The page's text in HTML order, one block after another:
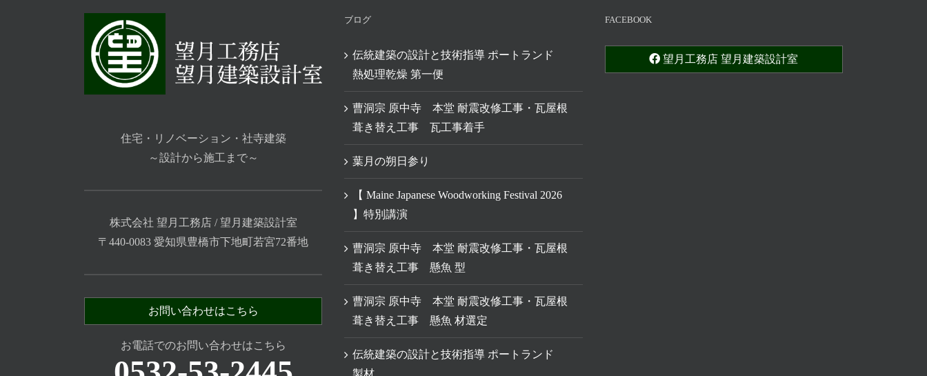
住宅・リノベーション・社寺建築
～設計から施工まで～
株式会社 望月工務店 / 望月建築設計室
〒440-0083 愛知県豊橋市下地町若宮72番地
お問い合わせはこちら
お電話でのお問い合わせはこちら
ブログ
伝統建築の設計と技術指導 ポートランド
熱処理乾燥 第一便
曹洞宗 原中寺 本堂 耐震改修工事・瓦屋根
葺き替え工事 瓦工事着手
葉月の朔日参り
【 Maine Japanese Woodworking Festival 2026
】特別講演
曹洞宗 原中寺 本堂 耐震改修工事・瓦屋根
葺き替え工事 懸魚 型
曹洞宗 原中寺 本堂 耐震改修工事・瓦屋根
葺き替え工事 懸魚 材選定
伝統建築の設計と技術指導 ポートランド
製材
FACEBOOK
望月工務店 望月建築設計室